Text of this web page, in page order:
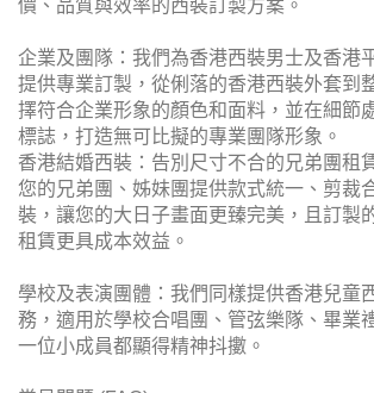
價、品質與效率的西裝訂製方案。
企業及團隊：我們為香港西裝男士及香港
提供專業訂製，從俐落的香港西裝外套到
擇符合企業形象的顏色和面料，並在細節
標誌，打造無可比擬的專業團隊形象。
香港結婚西裝：告別尺寸不合的兄弟團租
您的兄弟團、姊妹團提供款式統一、剪裁
裝，讓您的大日子畫面更臻完美，且訂製
租賃更具成本效益。
學校及表演團體：我們同樣提供香港兒童
務，適用於學校合唱團、管弦樂隊、畢業
一位小成員都顯得精神抖擻。